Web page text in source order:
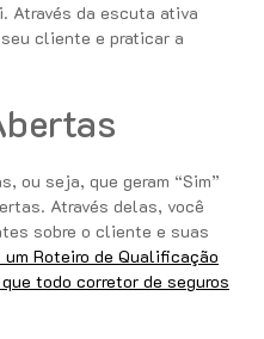
Através da escuta ativa
cliente e praticar a
ou seja, que geram “Sim”
Através delas, você
sobre o cliente e suas
um Roteiro de Qualificação
todo corretor de seguros